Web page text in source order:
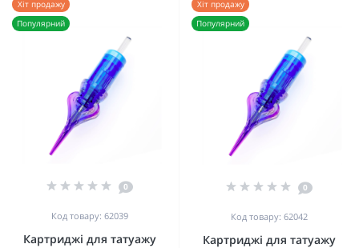
Хіт продажу
Популярний
0
Код товару: 62039
Картриджі для татуажу
Хіт продажу
Популярний
0
Код товару: 62042
Картриджі для татуажу